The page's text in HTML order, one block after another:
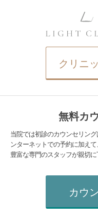
クリニ
無料カ
当院では初診のカウンセリン
ンターネットでの予約に加え
豊富な専門のスタッフが親切に
カウ